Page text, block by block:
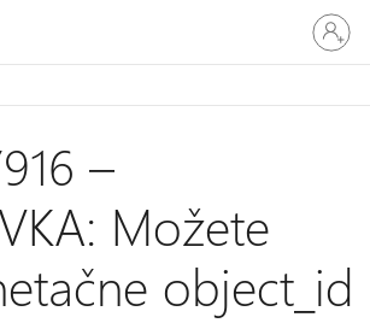
Prijavite
se
na
–
Možete
object_id